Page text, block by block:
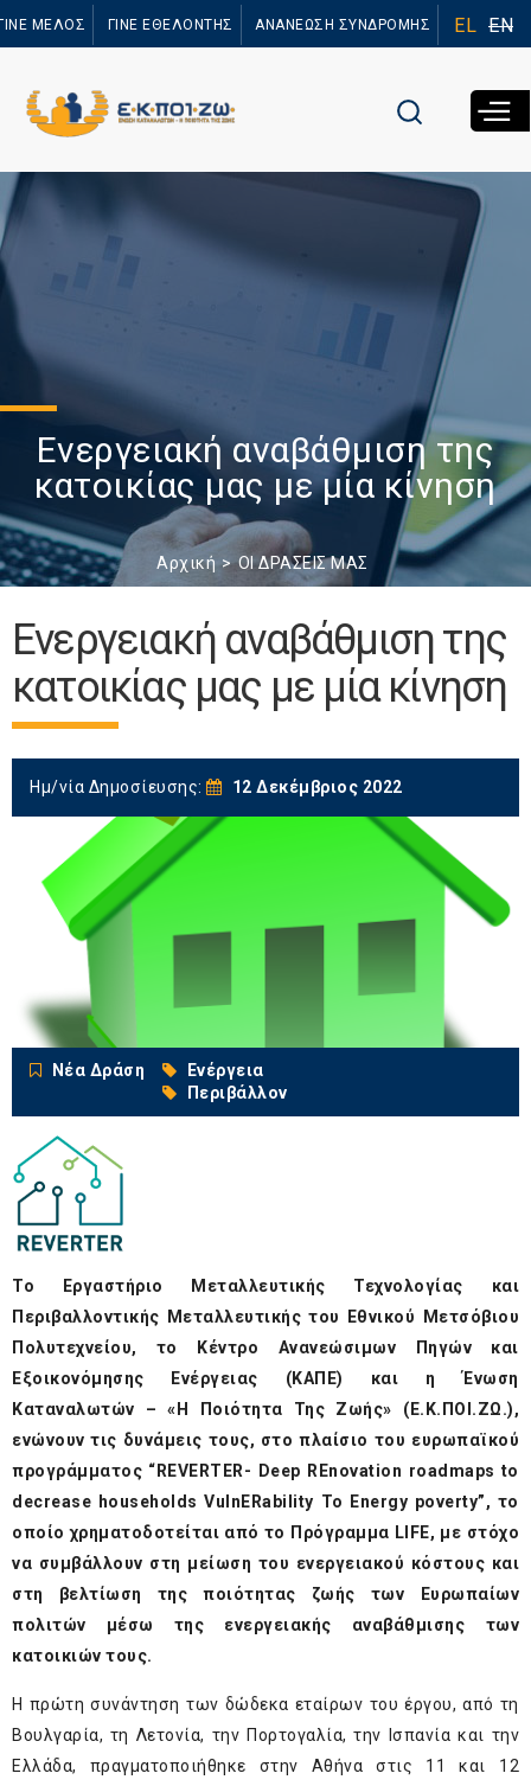
προς το
ΜΕΛΟΣ ΓΙΝΕ ΕΘΕΛΟΝΤΗΣ ΑΝΑΝΕΩΣΗ ΣΥΝΔΡΟΜΗΣ EL EN
Ενεργειακή αναβάθμιση της
κατοικίας μας με μία κίνηση
Αρχική ΟΙ ΔΡΑΣΕΙΣ ΜΑΣ
Ενεργειακή αναβάθμιση της
κατοικίας μας με μία κίνηση
Ημ/νία Δημοσίευσης: 12 Δεκέμβριος 2022
Νέα Δράση
Ενέργεια
Περιβάλλον
Το Εργαστήριο Μεταλλευτικής Τεχνολογίας και
Περιβαλλοντικής Μεταλλευτικής του Εθνικού Μετσόβιου
Πολυτεχνείου, το Κέντρο Ανανεώσιμων Πηγών και
Εξοικονόμησης Ενέργειας (ΚΑΠΕ) και η Ένωση
Καταναλωτών – «Η Ποιότητα Της Ζωής» (Ε.Κ.ΠΟΙ.ΖΩ.),
ενώνουν τις δυνάμεις τους, στο πλαίσιο του ευρωπαϊκού
προγράμματος “REVERTER- Deep REnovation roadmaps to
decrease households VulnERability To Energy poverty”, το
οποίο χρηματοδοτείται από το Πρόγραμμα LIFE, με στόχο
να συμβάλλουν στη μείωση του ενεργειακού κόστους και
στη βελτίωση της ποιότητας ζωής των Ευρωπαίων
πολιτών μέσω της ενεργειακής αναβάθμισης των
κατοικιών τους.
Η πρώτη συνάντηση των δώδεκα εταίρων του έργου, από τη
Βουλγαρία, τη Λετονία, την Πορτογαλία, την Ισπανία και την
Ελλάδα, πραγματοποιήθηκε στην Αθήνα στις 11 και 12